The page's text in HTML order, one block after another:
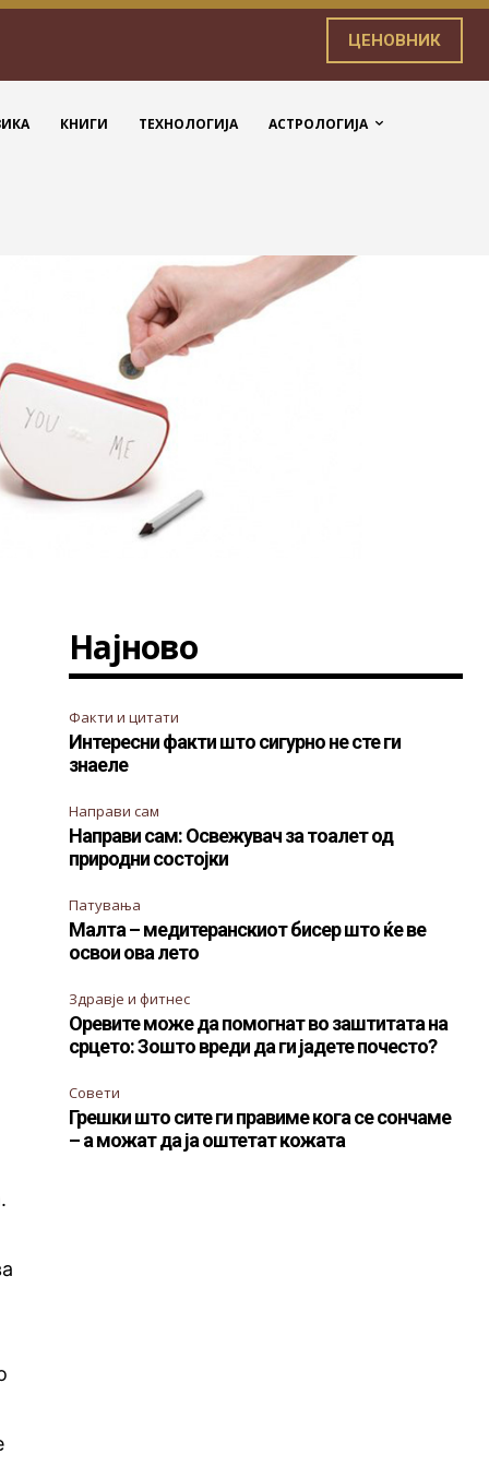
ЦЕНОВНИК
КНИГИ ТЕХНОЛОГИЈА АСТРОЛОГИЈА
Најново
Факти и цитати
Интересни факти што сигурно не сте ги
знаеле
Направи сам
Направи сам: Освежувач за тоалет од
природни состојки
Патувања
Малта – медитеранскиот бисер што ќе ве
освои ова лето
Здравје и фитнес
Оревите може да помогнат во заштитата на
срцето: Зошто вреди да ги јадете почесто?
Совети
Грешки што сите ги правиме кога се сончаме
– а можат да ја оштетат кожата